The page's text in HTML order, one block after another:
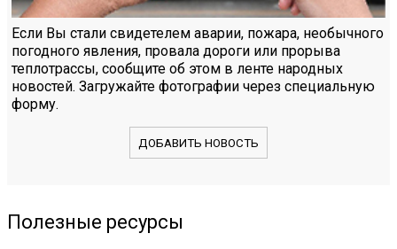
Если Вы стали свидетелем аварии, пожара, необычного
погодного явления, провала дороги или прорыва
теплотрассы, сообщите об этом в ленте народных
новостей. Загружайте фотографии через специальную
форму.
ДОБАВИТЬ НОВОСТЬ
Полезные ресурсы